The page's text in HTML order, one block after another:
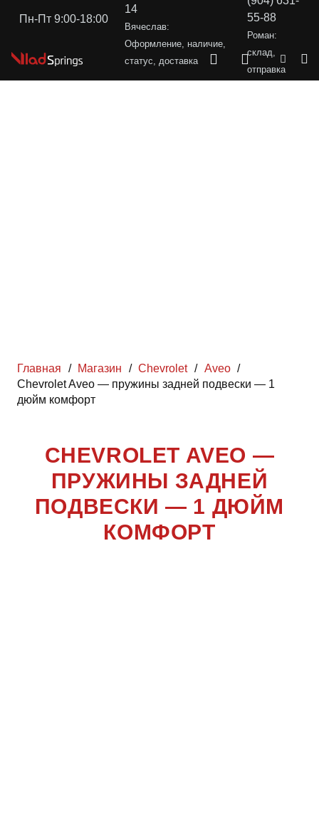
Пн-Пт 9:00-18:00
14
Вячеслав:
Оформление, наличие,
статус, доставка
55-88
Роман:
склад,
отправка
Главная / Магазин / Chevrolet / Aveo /
Chevrolet Aveo — пружины задней подвески — 1
дюйм комфорт
CHEVROLET AVEO —
ПРУЖИНЫ ЗАДНЕЙ
ПОДВЕСКИ — 1 ДЮЙМ
КОМФОРТ